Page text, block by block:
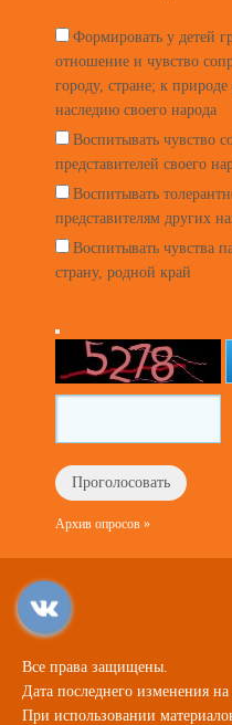
Формировать у детей
отношение и чувство
городу, стране; к
наследию своего народа
Воспитывать чувство
представителей своего
Воспитывать
представителям других
Воспитывать чувства
страну, родной край
Архив опросов »
Все права защищены.
Дата последнего изменения
При использовании